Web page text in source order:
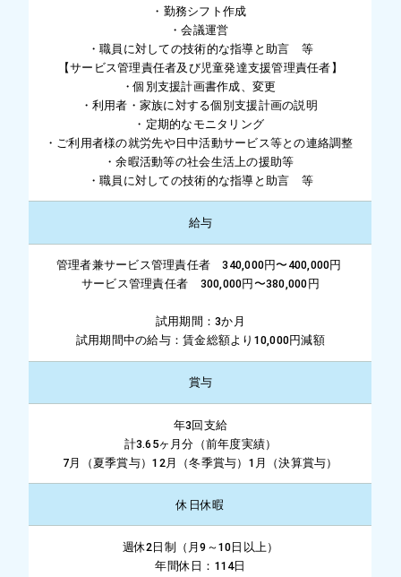
・勤務シフト作成
・会議運営
・職員に対しての技術的な指導と助言 等
【サービス管理責任者及び児童発達支援管理責任者】
・個別支援計画書作成、変更
・利用者・家族に対する個別支援計画の説明
・定期的なモニタリング
・ご利用者様の就労先や日中活動サービス等との連絡調整
・余暇活動等の社会生活上の援助等
・職員に対しての技術的な指導と助言 等
給与
管理者兼サービス管理責任者 340,000円〜400,000円
サービス管理責任者 300,000円〜380,000円
試用期間：3か月
試用期間中の給与：賃金総額より10,000円減額
賞与
年3回支給
計3.65ヶ月分（前年度実績）
7月（夏季賞与）12月（冬季賞与）1月（決算賞与）
休日休暇
週休2日制（月9～10日以上）
年間休日：114日